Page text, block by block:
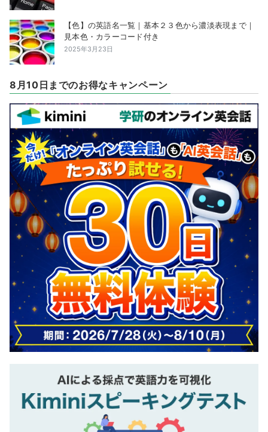
【色】の英語名一覧｜基本２３色から濃淡表現まで｜
見本色・カラーコード付き
2025年3月23日
8月10日までのお得なキャンペーン